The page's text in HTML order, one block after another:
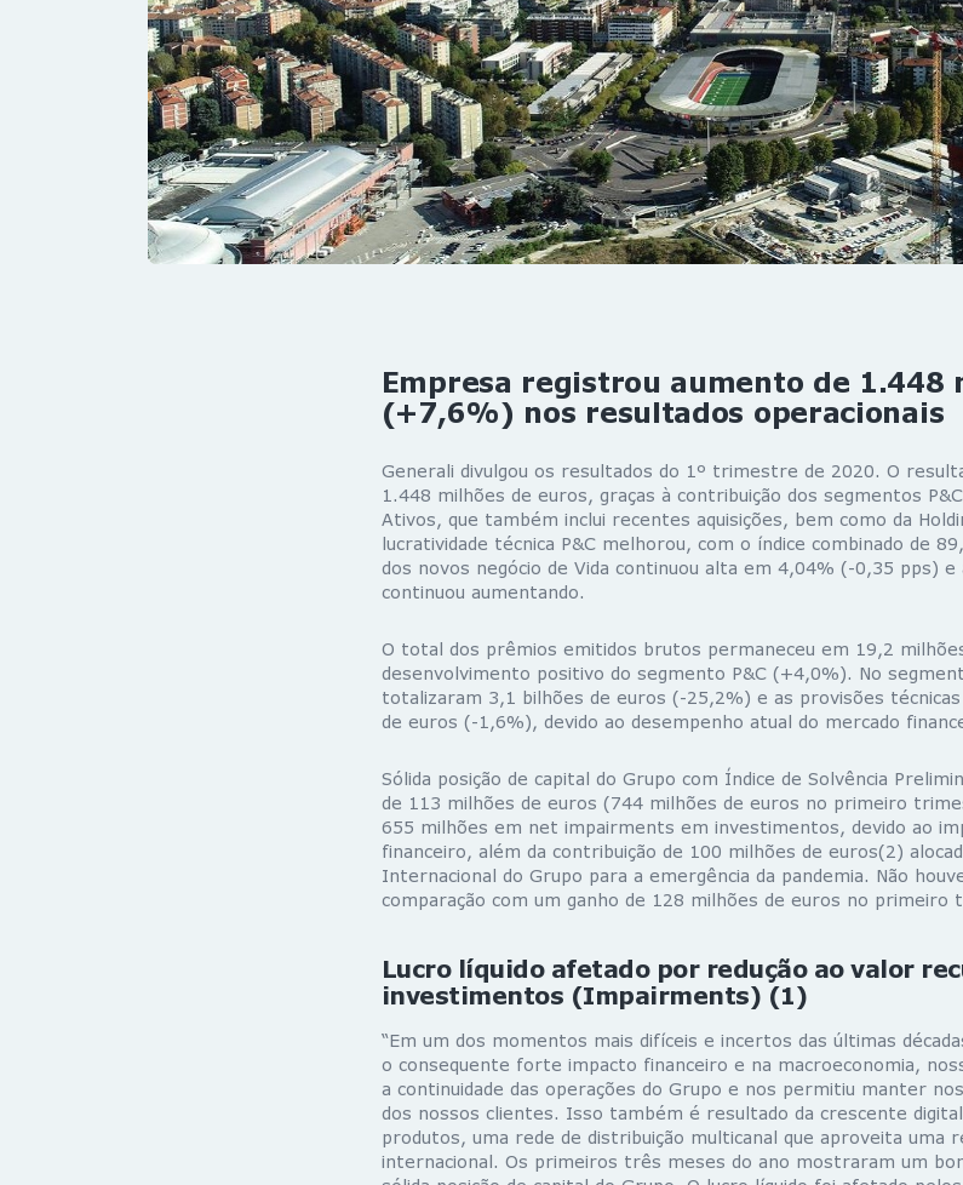
Empresa registrou aumento de 1.448
(+7,6%) nos resultados operacionais
Generali divulgou os resultados do 1º trimestre de 2020. O
1.448 milhões de euros, graças à contribuição dos segmentos
Ativos, que também inclui recentes aquisições, bem como da
lucratividade técnica P&C melhorou, com o índice combinado de
dos novos negócio de Vida continuou alta em 4,04% (-0,35 pps)
continuou aumentando.
O total dos prêmios emitidos brutos permaneceu em 19,2
desenvolvimento positivo do segmento P&C (+4,0%). No
totalizaram 3,1 bilhões de euros (-25,2%) e as provisões
de euros (-1,6%), devido ao desempenho atual do mercado
Sólida posição de capital do Grupo com Índice de Solvência
de 113 milhões de euros (744 milhões de euros no primeiro
655 milhões em net impairments em investimentos, devido ao
financeiro, além da contribuição de 100 milhões de euros(2)
Internacional do Grupo para a emergência da pandemia. Não
comparação com um ganho de 128 milhões de euros no primeiro
Lucro líquido afetado por redução ao valor
investimentos (Impairments) (1)
“Em um dos momentos mais difíceis e incertos das últimas
o consequente forte impacto financeiro e na macroeconomia,
a continuidade das operações do Grupo e nos permitiu manter
dos nossos clientes. Isso também é resultado da crescente
produtos, uma rede de distribuição multicanal que aproveita uma
internacional. Os primeiros três meses do ano mostraram um